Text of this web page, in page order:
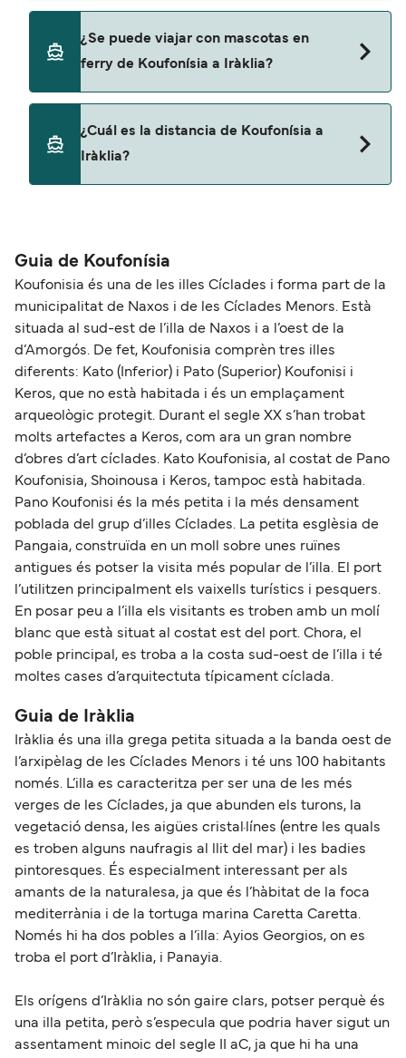
Iràklia con
¿Se puede viajar con mascotas en
ferry de Koufonísia a Iràklia?
ferry. Puede que necesites el pasaporte de tus
mascotas y otros documentos. Actualmente
puedes viajar con mascotas con:
¿Cuál es la distancia de Koufonísia a
Iràklia?
Guia de Koufonísia
Koufonisia és una de les illes Cíclades i forma part de la
municipalitat de Naxos i de les Cíclades Menors. Està
situada al sud-est de l’illa de Naxos i a l’oest de la
d’Amorgós. De fet, Koufonisia comprèn tres illes
diferents: Kato (Inferior) i Pato (Superior) Koufonisi i
Keros, que no està habitada i és un emplaçament
arqueològic protegit. Durant el segle XX s’han trobat
molts artefactes a Keros, com ara un gran nombre
d’obres d’art cíclades. Kato Koufonisia, al costat de Pano
Koufonisia, Shoinousa i Keros, tampoc està habitada.
Pano Koufonisi és la més petita i la més densament
poblada del grup d’illes Cíclades. La petita esglèsia de
Pangaia, construïda en un moll sobre unes ruïnes
antigues és potser la visita més popular de l’illa. El port
l’utilitzen principalment els vaixells turístics i pesquers.
En posar peu a l’illa els visitants es troben amb un molí
blanc que està situat al costat est del port. Chora, el
poble principal, es troba a la costa sud-oest de l’illa i té
moltes cases d’arquitectuta típicament cíclada.
Guia de Iràklia
Iràklia és una illa grega petita situada a la banda oest de
l’arxipèlag de les Cíclades Menors i té uns 100 habitants
només. L’illa es caracteritza per ser una de les més
verges de les Cíclades, ja que abunden els turons, la
vegetació densa, les aigües cristal·línes (entre les quals
es troben alguns naufragis al llit del mar) i les badies
pintoresques. És especialment interessant per als
amants de la naturalesa, ja que és l’hàbitat de la foca
mediterrània i de la tortuga marina Caretta Caretta.
Només hi ha dos pobles a l’illa: Ayios Georgios, on es
troba el port d’Iràklia, i Panayia.
Els orígens d’Iràklia no són gaire clars, potser perquè és
una illa petita, però s’especula que podria haver sigut un
assentament minoic del segle II aC, ja que hi ha una